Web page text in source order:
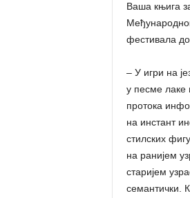
Ваша књига
фестивала
– У игри на
у песме лаке
протока
на инстант
стилских
на ранијем
старијем
семантички.